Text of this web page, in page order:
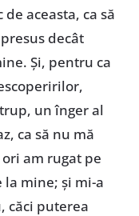
aceasta, ca să
decât
Și, pentru ca
un înger al
ca să nu mă
am rugat pe
la mine; și mi-a
căci puterea